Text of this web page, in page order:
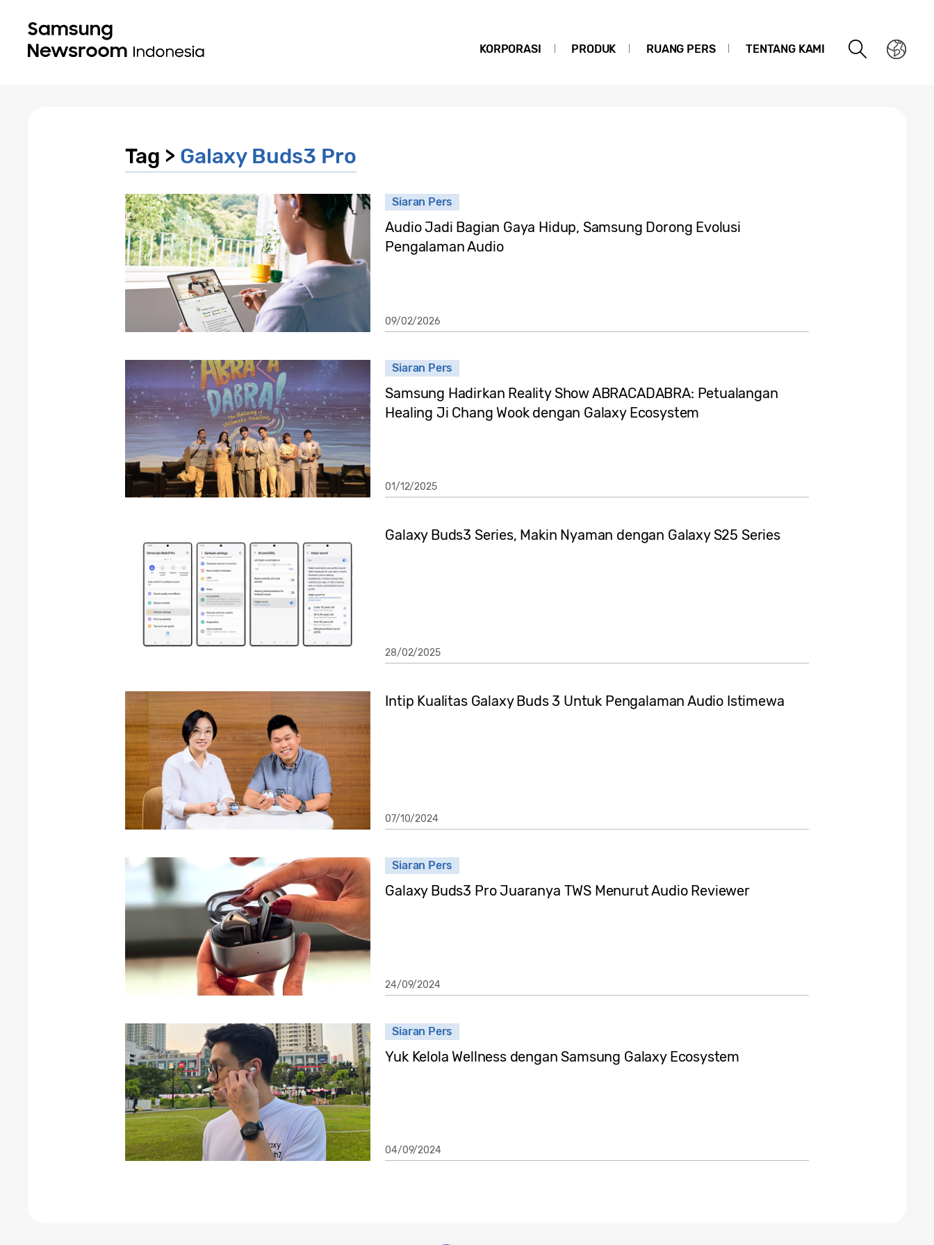
KORPORASI PRODUK RUANG PERS TENTANG KAMI
Tag > Galaxy Buds3 Pro
Siaran Pers
Audio Jadi Bagian Gaya Hidup, Samsung Dorong Evolusi
Pengalaman Audio
09/02/2026
Siaran Pers
Samsung Hadirkan Reality Show ABRACADABRA: Petualangan
Healing Ji Chang Wook dengan Galaxy Ecosystem
01/12/2025
Galaxy Buds3 Series, Makin Nyaman dengan Galaxy S25 Series
28/02/2025
Intip Kualitas Galaxy Buds 3 Untuk Pengalaman Audio Istimewa
07/10/2024
Siaran Pers
Galaxy Buds3 Pro Juaranya TWS Menurut Audio Reviewer
24/09/2024
Siaran Pers
Yuk Kelola Wellness dengan Samsung Galaxy Ecosystem
04/09/2024